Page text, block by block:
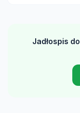
Jadłospis